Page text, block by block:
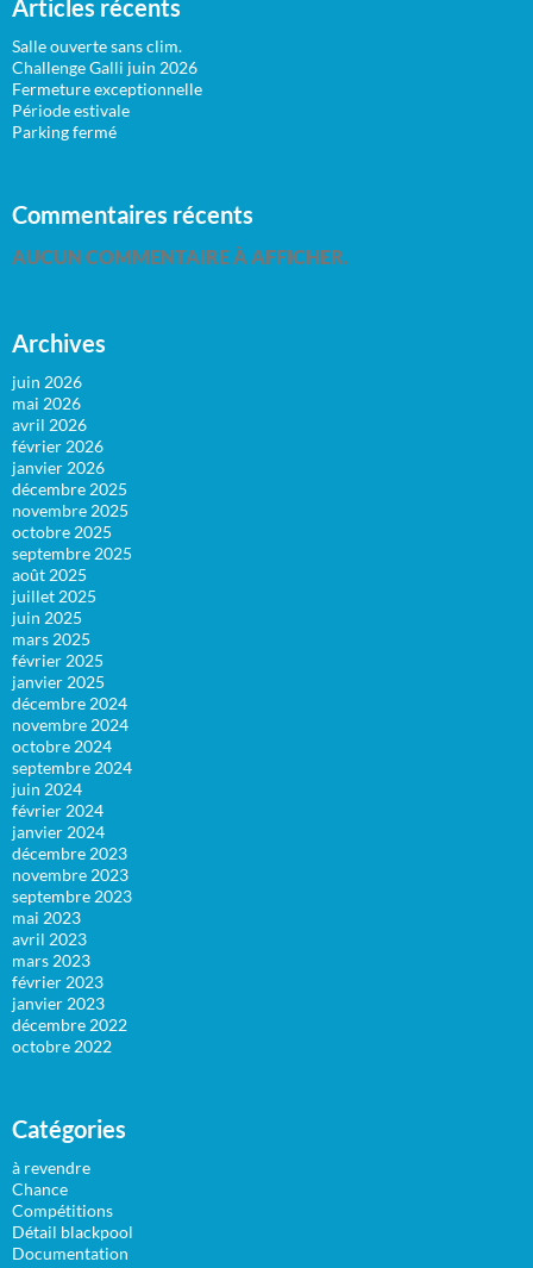
Articles récents
Salle ouverte sans clim.
Challenge Galli juin 2026
Fermeture exceptionnelle
Période estivale
Parking fermé
Commentaires récents
AUCUN COMMENTAIRE À AFFICHER.
Archives
juin 2026
mai 2026
avril 2026
février 2026
janvier 2026
décembre 2025
novembre 2025
octobre 2025
septembre 2025
août 2025
juillet 2025
juin 2025
mars 2025
février 2025
janvier 2025
décembre 2024
novembre 2024
octobre 2024
septembre 2024
juin 2024
février 2024
janvier 2024
décembre 2023
novembre 2023
septembre 2023
mai 2023
avril 2023
mars 2023
février 2023
janvier 2023
décembre 2022
octobre 2022
Catégories
à revendre
Chance
Compétitions
Détail blackpool
Documentation